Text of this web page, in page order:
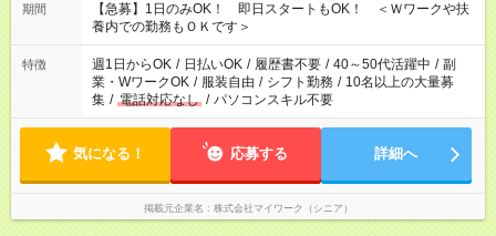
期間
【急募】1日のみOK！ 即日スタートもOK！ ＜Ｗワークや扶
養内での勤務もＯＫです＞
特徴 週1日からOK / 日払いOK / 履歴書不要 / 40～50代活躍中 / 副
業・WワークOK / 服装自由 / シフト勤務 / 10名以上の大量募
集 / 電話対応なし / パソコンスキル不要
気になる！ 応募する 詳細へ
掲載元企業名 株式会社マイワーク（シニア）